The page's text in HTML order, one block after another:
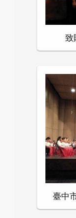
致
臺中